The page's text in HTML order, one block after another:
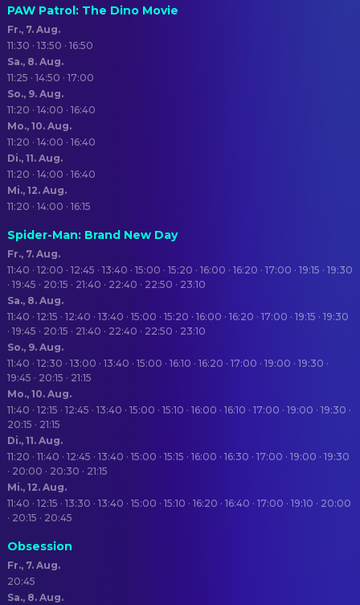
PAW Patrol: The Dino Movie
Fr., 7. Aug.
11:30 · 13:50 · 16:50
Sa., 8. Aug.
11:25 · 14:50 · 17:00
So., 9. Aug.
11:20 · 14:00 · 16:40
Mo., 10. Aug.
11:20 · 14:00 · 16:40
Di., 11. Aug.
11:20 · 14:00 · 16:40
Mi., 12. Aug.
11:20 · 14:00 · 16:15
Spider-Man: Brand New Day
Fr., 7. Aug.
11:40 · 12:00 · 12:45 · 13:40 · 15:00 · 15:20 · 16:00 · 16:20 · 17:00 · 19:15 · 19:30
· 19:45 · 20:15 · 21:40 · 22:40 · 22:50 · 23:10
Sa., 8. Aug.
11:40 · 12:15 · 12:40 · 13:40 · 15:00 · 15:20 · 16:00 · 16:20 · 17:00 · 19:15 · 19:30
· 19:45 · 20:15 · 21:40 · 22:40 · 22:50 · 23:10
So., 9. Aug.
11:40 · 12:30 · 13:00 · 13:40 · 15:00 · 16:10 · 16:20 · 17:00 · 19:00 · 19:30 ·
19:45 · 20:15 · 21:15
Mo., 10. Aug.
11:40 · 12:15 · 12:45 · 13:40 · 15:00 · 15:10 · 16:00 · 16:10 · 17:00 · 19:00 · 19:30 ·
20:15 · 21:15
Di., 11. Aug.
11:20 · 11:40 · 12:45 · 13:40 · 15:00 · 15:15 · 16:00 · 16:30 · 17:00 · 19:00 · 19:30
· 20:00 · 20:30 · 21:15
Mi., 12. Aug.
11:40 · 12:15 · 13:30 · 13:40 · 15:00 · 15:10 · 16:20 · 16:40 · 17:00 · 19:10 · 20:00
· 20:15 · 20:45
Obsession
Fr., 7. Aug.
20:45
Sa., 8. Aug.